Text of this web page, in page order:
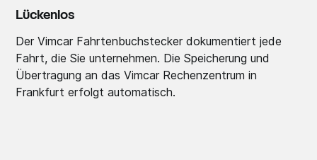
Lückenlos
Der Vimcar Fahrtenbuchstecker dokumentiert jede
Fahrt, die Sie unternehmen. Die Speicherung und
Übertragung an das Vimcar Rechenzentrum in
Frankfurt erfolgt automatisch.